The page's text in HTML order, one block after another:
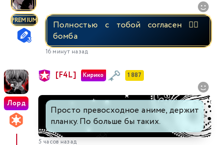
PREMIUM
Полностью с тобой согласен 👍🏼
бомба
16 минут назад
Лорд
[F4L] Кирико 1 887
Просто превосходное аниме, держит
планку. По больше бы таких.
5 часов назад